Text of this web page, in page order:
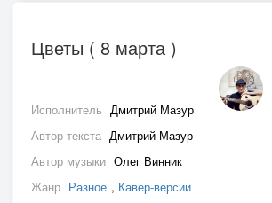
Цветы ( 8 марта )
Исполнитель Дмитрий Мазур
Автор текста Дмитрий Мазур
Автор музыки Олег Винник
Жанр Разное , Кавер-версии